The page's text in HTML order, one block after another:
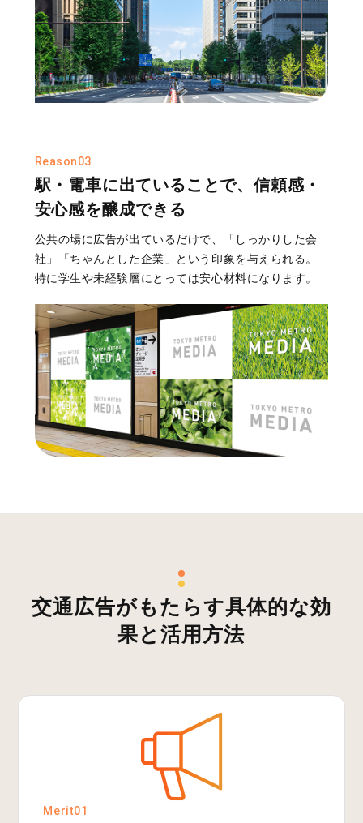
Reason03
駅・電車に出ていることで、信頼感・
安心感を醸成できる
公共の場に広告が出ているだけで、「しっかりした会
社」「ちゃんとした企業」という印象を与えられる。
特に学生や未経験層にとっては安心材料になります。
交通広告がもたらす具体的な効
果と活用方法
Merit01